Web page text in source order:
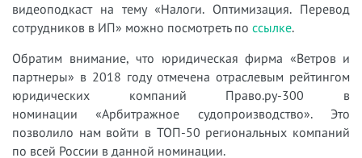
видеоподкаст на тему «Налоги. Оптимизация. Перевод
сотрудников в ИП» можно посмотреть по ссылке.
Обратим внимание, что юридическая фирма «Ветров и
партнеры» в 2018 году отмечена отраслевым рейтингом
юридических компаний Право.ру-300 в
номинации «Арбитражное судопроизводство». Это
позволило нам войти в ТОП-50 региональных компаний
по всей России в данной номинации.